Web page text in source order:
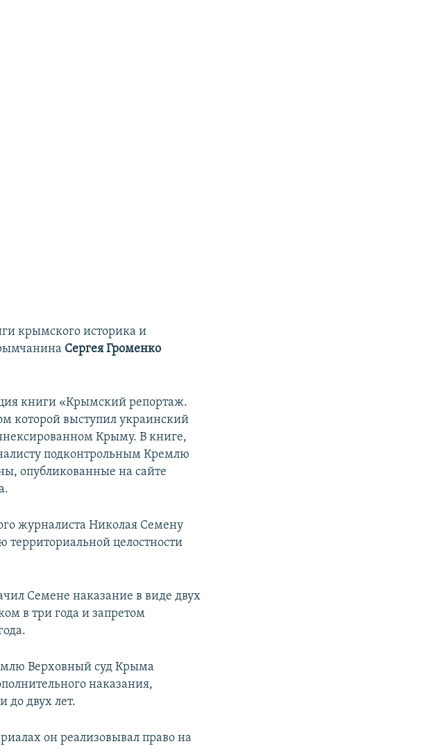
крымского историка и
Сергея Громенко
книги «Крымский репортаж.
которой выступил украинский
Крыму. В книге,
подконтрольным Кремлю
опубликованные на сайте
журналиста Николая Семену
целостности
Семене наказание в виде двух
в три года и запретом
Верховный суд Крыма
наказания,
до двух лет.
он реализовывал право на